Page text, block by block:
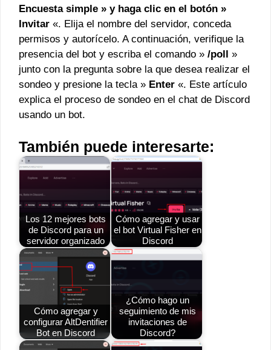
Encuesta simple » y haga clic en el botón »
Invitar «. Elija el nombre del servidor, conceda
permisos y autorícelo. A continuación, verifique la
presencia del bot y escriba el comando » /poll »
junto con la pregunta sobre la que desea realizar el
sondeo y presione la tecla » Enter «. Este artículo
explica el proceso de sondeo en el chat de Discord
usando un bot.
También puede interesarte:
Los 12 mejores bots
de Discord para un
servidor organizado
Cómo agregar y usar
el bot Virtual Fisher en
Discord
Cómo agregar y
configurar AltDentifier
Bot en Discord
¿Cómo hago un
seguimiento de mis
invitaciones de
Discord?